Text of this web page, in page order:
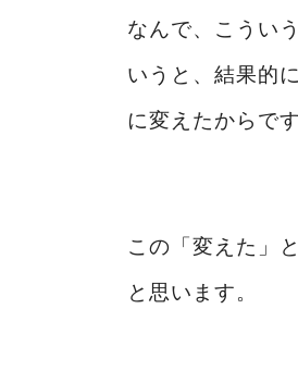
なんで、こうい
いうと、結果的
に変えたからです
この「変えた」
と思います。